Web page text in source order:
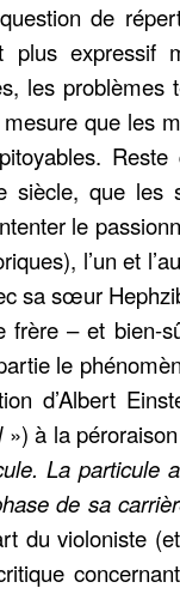
de
plus expressif
les problèmes
que les
Reste
que les
le
l’un et
sa sœur
frère – et bien-
le
d’Albert
») à la
La particule
de sa
du violoniste